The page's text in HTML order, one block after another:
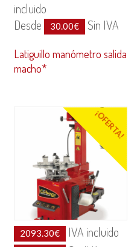
incluido
Desde
30.00€ Sin IVA
Latiguillo manómetro salida
macho*
¡OFERTA!
2093.30€ IVA incluido